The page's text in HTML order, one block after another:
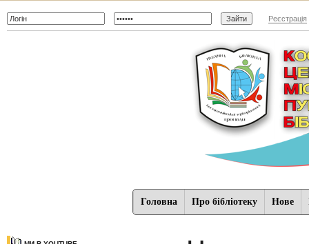
Реєстрація
Головна Про бібліотеку Нове